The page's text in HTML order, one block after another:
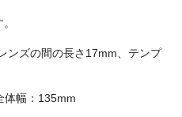
ンズの間の長さ17mm、テンプ
体幅：135mm